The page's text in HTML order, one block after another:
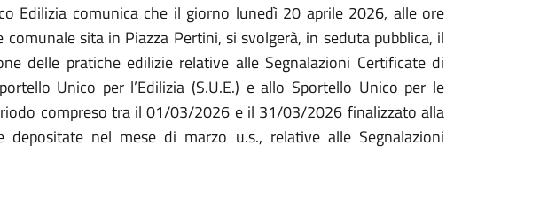
Edilizia comunica che il giorno lunedì 20 aprile 2026, alle ore
sita in Piazza Pertini, si svolgerà, in seduta pubblica, il
delle pratiche edilizie relative alle Segnalazioni Certificate di
Unico per l’Edilizia (S.U.E.) e allo Sportello Unico per le
compreso tra il 01/03/2026 e il 31/03/2026 finalizzato alla
nel mese di marzo u.s., relative alle Segnalazioni